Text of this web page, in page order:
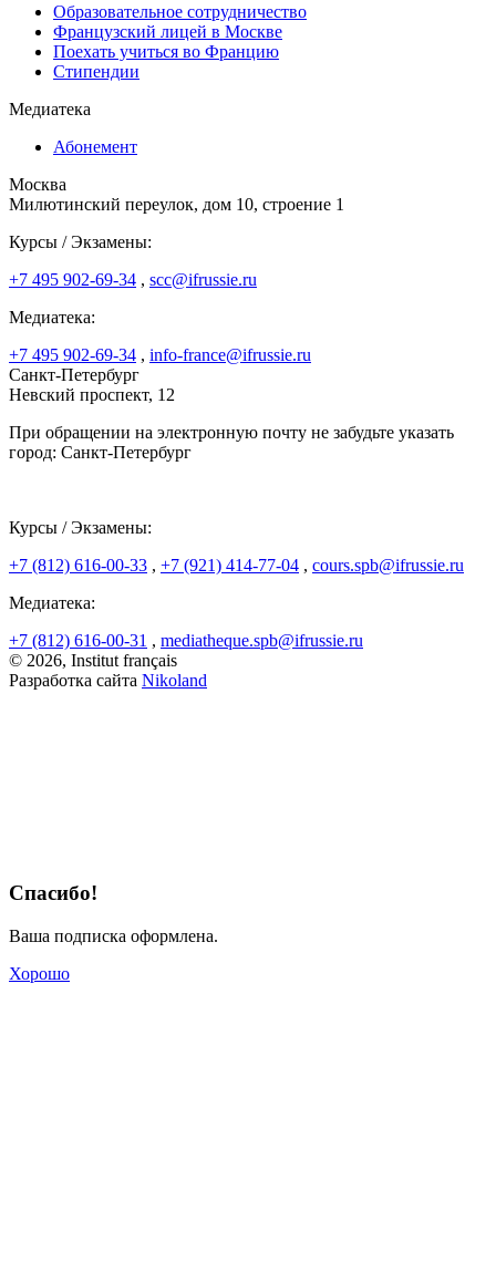
Образовательное сотрудничество
Французский лицей в Москве
Поехать учиться во Францию
Стипендии
Медиатека
Абонемент
Москва
Милютинский переулок, дом 10, строение 1
Курсы / Экзамены:
+7 495 902-69-34 , scc@ifrussie.ru
Медиатека:
+7 495 902-69-34 , info-france@ifrussie.ru
Санкт-Петербург
Невский проспект, 12
При обращении на электронную почту не забудьте указать
город: Санкт-Петербург
Курсы / Экзамены:
+7 (812) 616-00-33 , +7 (921) 414-77-04 , cours.spb@ifrussie.ru
Медиатека:
+7 (812) 616-00-31 , mediatheque.spb@ifrussie.ru
© 2026, Institut français
Разработка сайта Nikoland
Спасибо!
Ваша подписка оформлена.
Хорошо